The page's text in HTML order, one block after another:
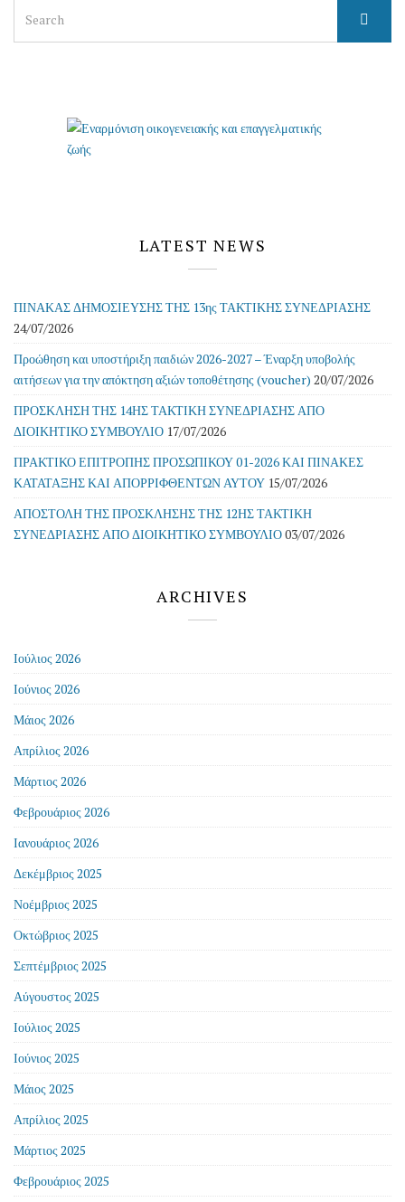
for:
LATEST NEWS
ΠΙΝΑΚΑΣ ΔΗΜΟΣΙΕΥΣΗΣ ΤΗΣ 13ης ΤΑΚΤΙΚΗΣ ΣΥΝΕΔΡΙΑΣΗΣ
24/07/2026
Προώθηση και υποστήριξη παιδιών 2026-2027 – Έναρξη υποβολής
αιτήσεων για την απόκτηση αξιών τοποθέτησης (voucher) 20/07/2026
ΠΡΟΣΚΛΗΣΗ ΤΗΣ 14ΗΣ ΤΑΚΤΙΚΗ ΣΥΝΕΔΡΙΑΣΗΣ ΑΠΟ
ΔΙΟΙΚΗΤΙΚΟ ΣΥΜΒΟΥΛΙΟ 17/07/2026
ΠΡΑΚΤΙΚΟ ΕΠΙΤΡΟΠΗΣ ΠΡΟΣΩΠΙΚΟΥ 01-2026 ΚΑΙ ΠΙΝΑΚΕΣ
ΚΑΤΑΤΑΞΗΣ ΚΑΙ ΑΠΟΡΡΙΦΘΕΝΤΩΝ ΑΥΤΟΥ 15/07/2026
ΑΠΟΣΤΟΛΗ ΤΗΣ ΠΡΟΣΚΛΗΣΗΣ ΤΗΣ 12ΗΣ ΤΑΚΤΙΚΗ
ΣΥΝΕΔΡΙΑΣΗΣ ΑΠΟ ΔΙΟΙΚΗΤΙΚΟ ΣΥΜΒΟΥΛΙΟ03/07/2026
ARCHIVES
Ιούλιος 2026
Ιούνιος 2026
Μάιος 2026
Απρίλιος 2026
Μάρτιος 2026
Φεβρουάριος 2026
Ιανουάριος 2026
Δεκέμβριος 2025
Νοέμβριος 2025
Οκτώβριος 2025
Σεπτέμβριος 2025
Αύγουστος 2025
Ιούλιος 2025
Ιούνιος 2025
Μάιος 2025
Απρίλιος 2025
Μάρτιος 2025
Φεβρουάριος 2025